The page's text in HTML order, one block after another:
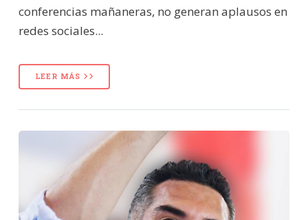
conferencias mañaneras, no generan aplausos en
redes sociales...
LEER MÁS